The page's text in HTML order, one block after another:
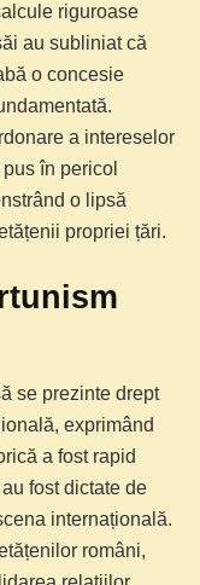
riguroase
au subliniat că
o concesie
a intereselor
în pericol
o lipsă
propriei țări.
se prezinte drept
exprimând
a fost rapid
fost dictate de
internațională.
români,